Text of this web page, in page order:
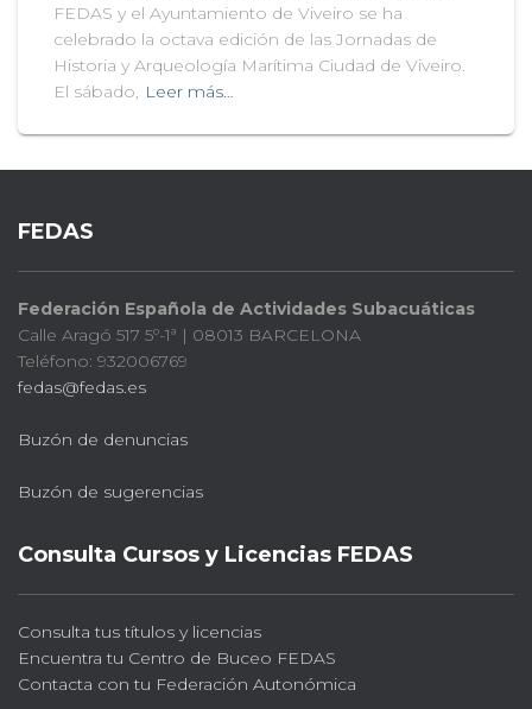
FEDAS y el Ayuntamiento de Viveiro se ha
celebrado la octava edición de las Jornadas de
Historia y Arqueología Marítima Ciudad de Viveiro.
El sábado, Leer más…
FEDAS
Federación Española de Actividades Subacuáticas
Calle Aragó 517 5º-1ª | 08013 BARCELONA
Teléfono: 932006769
fedas@fedas.es
Buzón de denuncias
Buzón de sugerencias
Consulta Cursos y Licencias FEDAS
Consulta tus títulos y licencias
Encuentra tu Centro de Buceo FEDAS
Contacta con tu Federación Autonómica